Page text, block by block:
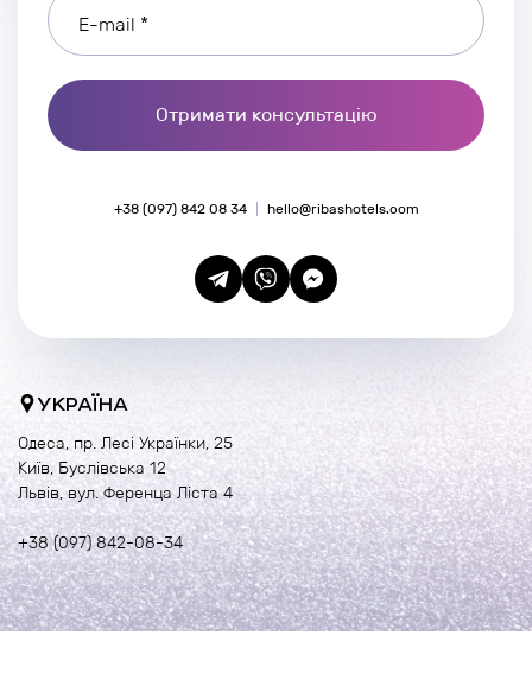
E-mail *
Отримати консультацію
+38 (097) 842 08 34 hello@ribashotels.com
УКРАЇНА
Одеса, пр. Лесі Українки, 25
Київ, Буслівська 12
Львів, вул. Ференца Ліста 4
+38 (097) 842-08-34